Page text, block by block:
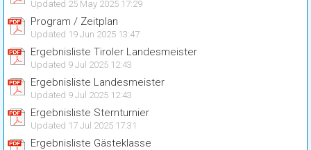
Updated 25 May 2025 17:29
Program / Zeitplan
Updated 19 Jun 2025 13:47
Ergebnisliste Tiroler Landesmeister
Updated 9 Jul 2025 12:43
Ergebnisliste Landesmeister
Updated 9 Jul 2025 12:43
Ergebnisliste Sternturnier
Updated 17 Jul 2025 17:31
Ergebnisliste Gästeklasse